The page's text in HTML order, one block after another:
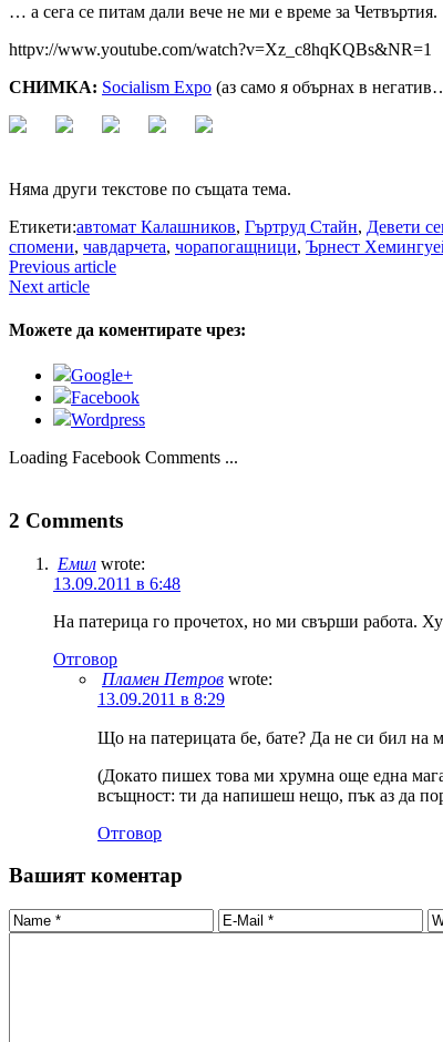
… а сега се питам дали вече не ми е време за Четвъртия.
httpv://www.youtube.com/watch?v=Xz_c8hqKQBs&NR=1
СНИМКА: Socialism Expo (аз само я обърнах в
Няма други текстове по същата тема.
Етикети:автомат Калашников, Гъртруд Стайн, Девети
спомени, чавдарчета, чорапогащници, Ърнест
Previous article
Next article
Можете да коментирате чрез:
Google+
Facebook
Wordpress
Loading Facebook Comments ...
2 Comments
Емил wrote:
13.09.2011 в 6:48
На патерица го прочетох, но ми свърши работа.
Отговор
Пламен Петров wrote:
13.09.2011 в 8:29
Що на патерицата бе, бате? Да не си бил на
(Докато пишех това ми хрумна още една
всъщност: ти да напишеш нещо, пък аз да
Отговор
Вашият коментар